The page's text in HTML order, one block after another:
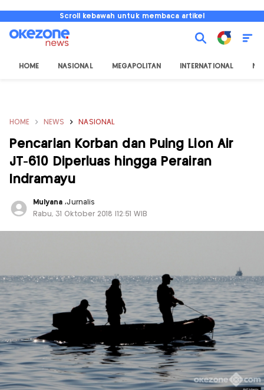
Scroll kebawah untuk membaca artikel
HOME NASIONAL MEGAPOLITAN INTERNATIONAL
HOME NEWS NASIONAL
Pencarian Korban dan Puing Lion Air
JT-610 Diperluas hingga Perairan
Indramayu
Mulyana,Jurnalis
Rabu, 31 Oktober 2018 |12:51 WIB